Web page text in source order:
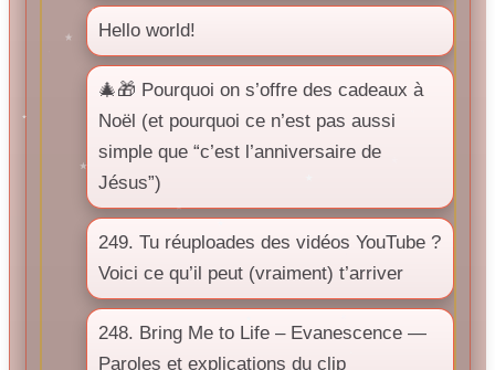
Hello world!
🎄🎁 Pourquoi on s’offre des cadeaux à
Noël (et pourquoi ce n’est pas aussi
simple que “c’est l’anniversaire de
Jésus”)
249. Tu réuploades des vidéos YouTube ?
Voici ce qu’il peut (vraiment) t’arriver
248. Bring Me to Life – Evanescence —
Paroles et explications du clip